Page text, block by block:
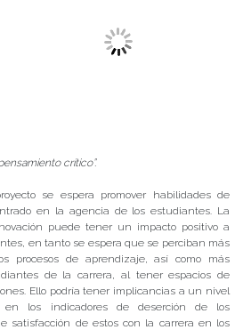
crítico”.
se espera promover habilidades de
en la agencia de los estudiantes. La
puede tener un impacto positivo a
en tanto se espera que se perciban más
procesos de aprendizaje, así como más
de la carrera, al tener espacios de
Ello podría tener implicancias a un nivel
en los indicadores de deserción de los
satisfacción de estos con la carrera en los